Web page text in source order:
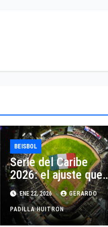
BEISBOL
Serie del Caribe
2026: el ajuste que
llevó a México a
competir con dos
equipos
ENE 22, 2026 GERARDO
PADILLA HUITRON